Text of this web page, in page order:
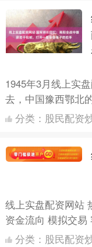
1945年3月线上实
去，中国豫西鄂北
场被后世誉为\"中
分类： 股民配资
线上实盘配资网站
资金流向 模拟交易
糖：8月原糖期价
分类： 股民配资